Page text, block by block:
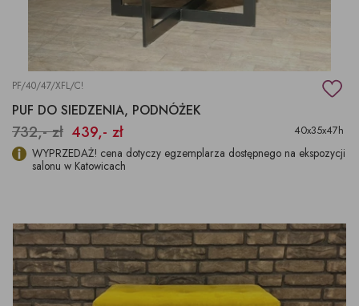
PF/40/47/XFL/C!
PUF DO SIEDZENIA, PODNÓŻEK
732,- zł 439,- zł 40x35x47h
WYPRZEDAŻ! cena dotyczy egzemplarza dostępnego na ekspozycji
salonu w Katowicach